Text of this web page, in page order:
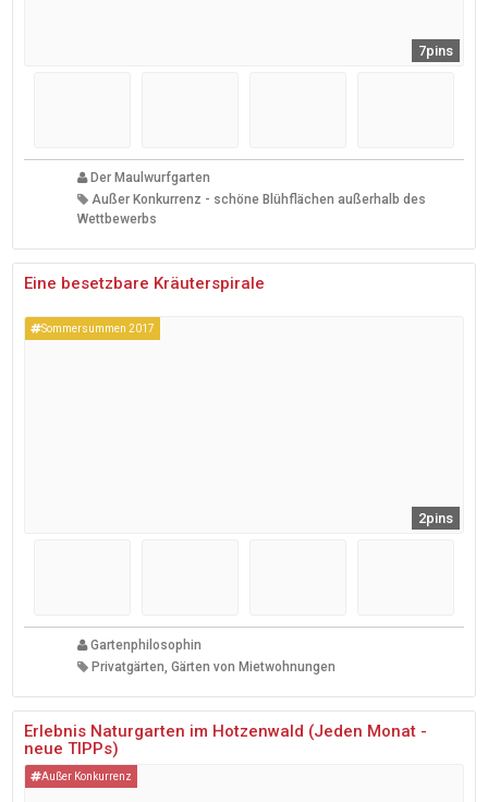
7pins
Der Maulwurfgarten
Außer Konkurrenz - schöne Blühflächen außerhalb des
Wettbewerbs
Eine besetzbare Kräuterspirale
Sommersummen 2017
2pins
Gartenphilosophin
Privatgärten, Gärten von Mietwohnungen
Erlebnis Naturgarten im Hotzenwald (Jeden Monat -
neue TIPPs)
Außer Konkurrenz